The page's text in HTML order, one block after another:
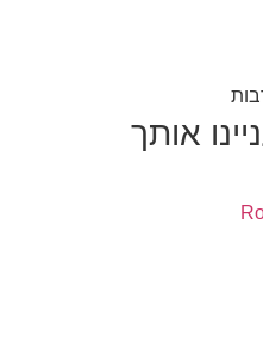
אותך